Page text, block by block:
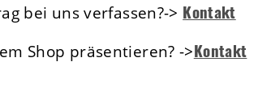
bei uns verfassen?-> Kontakt
Shop präsentieren? ->Kontakt